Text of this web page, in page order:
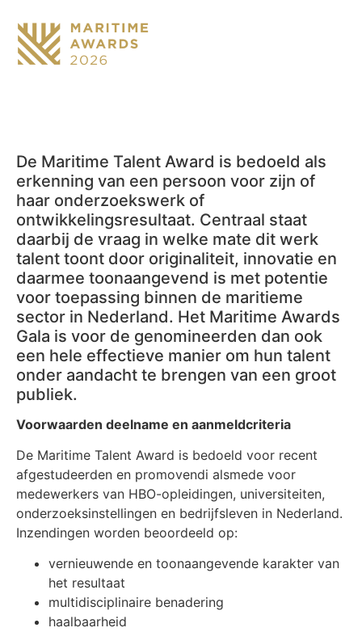
De Maritime Talent Award is bedoeld als
erkenning van een persoon voor zijn of
haar onderzoekswerk of
ontwikkelingsresultaat. Centraal staat
daarbij de vraag in welke mate dit werk
talent toont door originaliteit, innovatie en
daarmee toonaangevend is met potentie
voor toepassing binnen de maritieme
sector in Nederland. Het Maritime Awards
Gala is voor de genomineerden dan ook
een hele effectieve manier om hun talent
onder aandacht te brengen van een groot
publiek.
Voorwaarden deelname en aanmeldcriteria
De Maritime Talent Award is bedoeld voor recent
afgestudeerden en promovendi alsmede voor
medewerkers van HBO-opleidingen, universiteiten,
onderzoeksinstellingen en bedrijfsleven in Nederland.
Inzendingen worden beoordeeld op:
vernieuwende en toonaangevende karakter van
het resultaat
multidisciplinaire benadering
haalbaarheid